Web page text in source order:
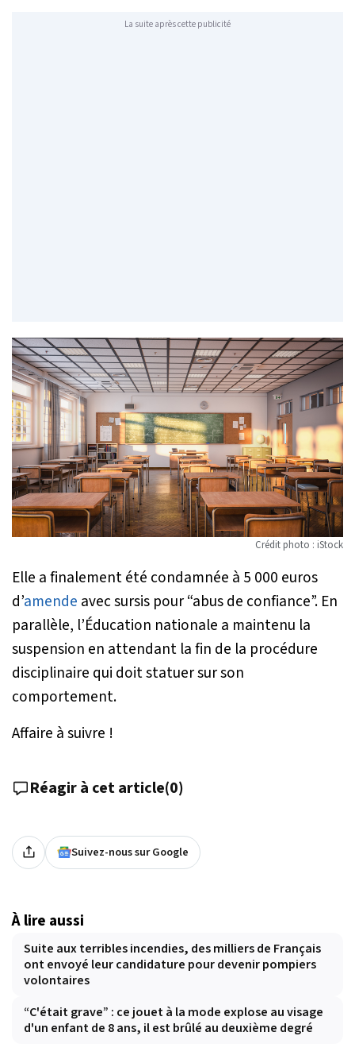
La suite après cette publicité
Crédit photo : iStock
Elle a finalement été condamnée à 5 000 euros
d’amende avec sursis pour “abus de confiance”. En
parallèle, l’Éducation nationale a maintenu la
suspension en attendant la fin de la procédure
disciplinaire qui doit statuer sur son
comportement.
Affaire à suivre !
Réagir à cet article(0)
Suivez-nous sur Google
À lire aussi
Suite aux terribles incendies, des milliers de Français
ont envoyé leur candidature pour devenir pompiers
volontaires
“C'était grave” : ce jouet à la mode explose au visage
d'un enfant de 8 ans, il est brûlé au deuxième degré